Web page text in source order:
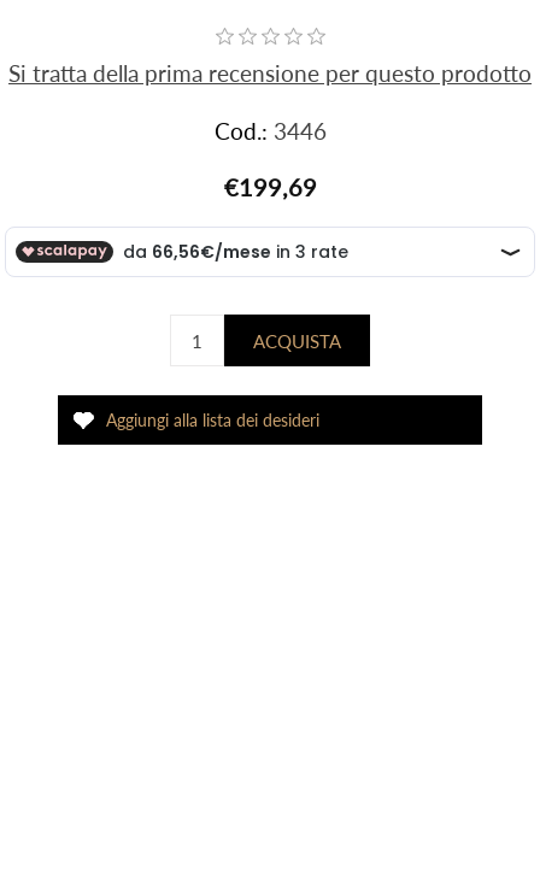
Si tratta della prima recensione per questo prodotto
Cod.: 3446
€199,69